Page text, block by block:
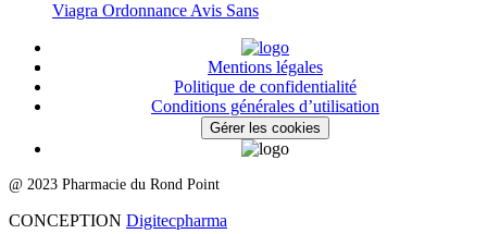
Viagra Ordonnance Avis Sans
Mentions légales
Politique de confidentialité
Conditions générales d’utilisation
Gérer les cookies
@ 2023 Pharmacie du Rond Point
CONCEPTION Digitecpharma